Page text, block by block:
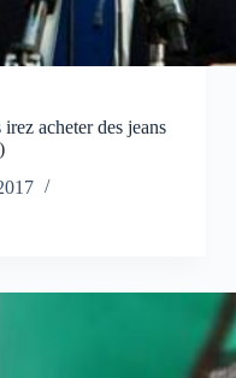
acheter des jeans